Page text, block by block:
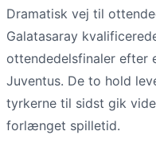
Dramatisk vej til
Galatasaray
ottendedelsfinaler efter
Juventus. De to hold
tyrkerne til sidst gik
forlænget spilletid.